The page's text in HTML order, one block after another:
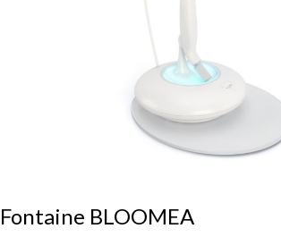
Fontaine BLOOMEA